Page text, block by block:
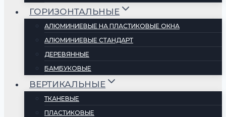
ГОРИЗОНТАЛЬНЫЕ
АЛЮМИНИЕВЫЕ НА ПЛАСТИКОВЫЕ ОКНА
АЛЮМИНИЕВЫЕ СТАНДАРТ
ДЕРЕВЯННЫЕ
БАМБУКОВЫЕ
ВЕРТИКАЛЬНЫЕ
ТКАНЕВЫЕ
ПЛАСТИКОВЫЕ